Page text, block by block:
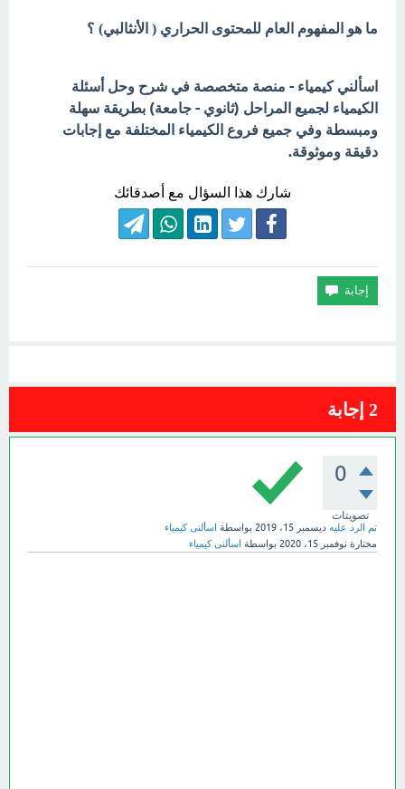
ما هو المفهوم العام للمحتوى الحراري ( الأنثالبي) ؟
اسألني كيمياء - منصة متخصصة في شرح وحل أسئلة
الكيمياء لجميع المراحل (ثانوي - جامعة) بطريقة سهلة
ومبسطة وفي جميع فروع الكيمياء المختلفة مع إجابات
دقيقة وموثوقة.
شارك هذا السؤال مع أصدقائك
2 إجابة
0
تصويتات
تم الرد عليه ديسمبر 15، 2019 بواسطة اسألنى كيمياء
مختارة نوفمبر 15، 2020 بواسطة اسألنى كيمياء